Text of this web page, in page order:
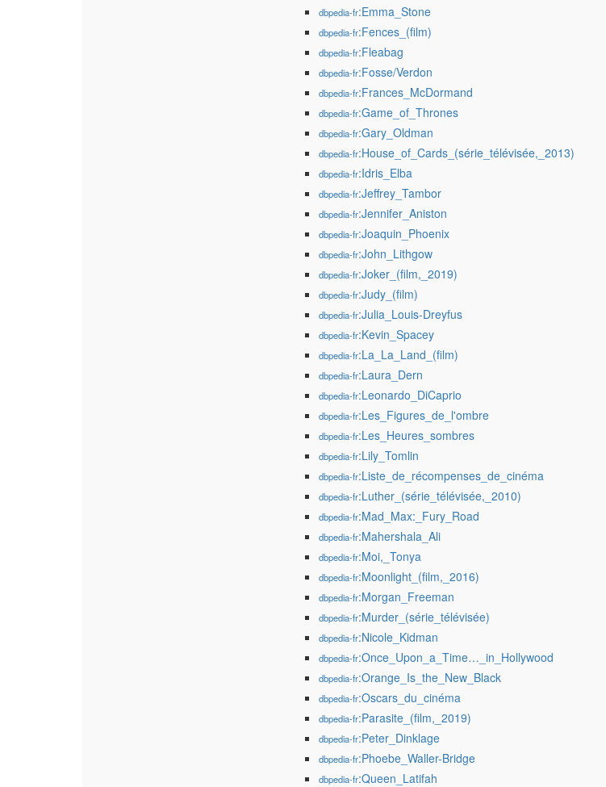
dbpedia-fr:Emma_Stone
dbpedia-fr:Fences_(film)
dbpedia-fr:Fleabag
dbpedia-fr:Fosse/Verdon
dbpedia-fr:Frances_McDormand
dbpedia-fr:Game_of_Thrones
dbpedia-fr:Gary_Oldman
dbpedia-fr:House_of_Cards_(série_télévisée,_2013)
dbpedia-fr:Idris_Elba
dbpedia-fr:Jeffrey_Tambor
dbpedia-fr:Jennifer_Aniston
dbpedia-fr:Joaquin_Phoenix
dbpedia-fr:John_Lithgow
dbpedia-fr:Joker_(film,_2019)
dbpedia-fr:Judy_(film)
dbpedia-fr:Julia_Louis-Dreyfus
dbpedia-fr:Kevin_Spacey
dbpedia-fr:La_La_Land_(film)
dbpedia-fr:Laura_Dern
dbpedia-fr:Leonardo_DiCaprio
dbpedia-fr:Les_Figures_de_l'ombre
dbpedia-fr:Les_Heures_sombres
dbpedia-fr:Lily_Tomlin
dbpedia-fr:Liste_de_récompenses_de_cinéma
dbpedia-fr:Luther_(série_télévisée,_2010)
dbpedia-fr:Mad_Max:_Fury_Road
dbpedia-fr:Mahershala_Ali
dbpedia-fr:Moi,_Tonya
dbpedia-fr:Moonlight_(film,_2016)
dbpedia-fr:Morgan_Freeman
dbpedia-fr:Murder_(série_télévisée)
dbpedia-fr:Nicole_Kidman
dbpedia-fr:Once_Upon_a_Time…_in_Hollywood
dbpedia-fr:Orange_Is_the_New_Black
dbpedia-fr:Oscars_du_cinéma
dbpedia-fr:Parasite_(film,_2019)
dbpedia-fr:Peter_Dinklage
dbpedia-fr:Phoebe_Waller-Bridge
dbpedia-fr:Queen_Latifah